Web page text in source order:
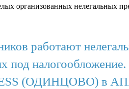
организованных нелегальных
работают
под
(ОДИНЦОВО) в